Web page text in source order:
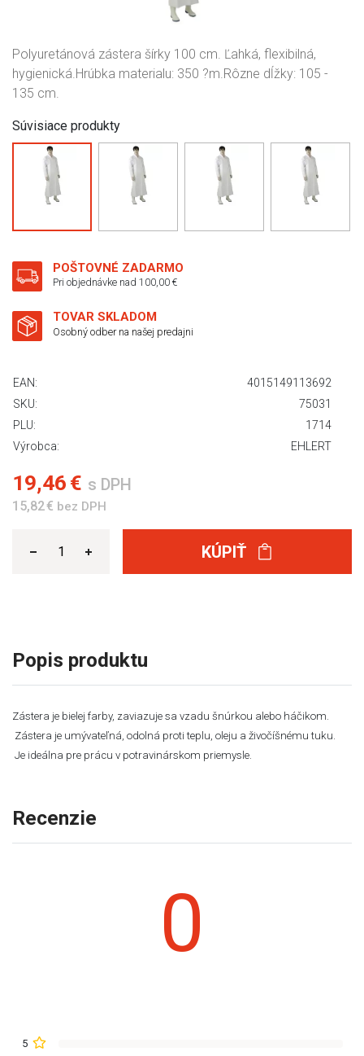
Polyuretánová zástera šírky 100 cm. Ľahká, flexibilná,
hygienická.Hrúbka materialu: 350 ?m.Rôzne dĺžky: 105 -
135 cm.
Súvisiace produkty
POŠTOVNÉ ZADARMO
Pri objednávke nad 100,00 €
TOVAR SKLADOM
Osobný odber na našej predajni
EAN:
4015149113692
SKU:
75031
PLU:
1714
Výrobca:
EHLERT
19,46 € s DPH
15,82 € bez DPH
KÚPIŤ
Popis produktu
Zástera je bielej farby, zaviazuje sa vzadu šnúrkou alebo háčikom.
Zástera je umývateľná, odolná proti teplu, oleju a živočíšnému tuku.
Je ideálna pre prácu v potravinárskom priemysle.
Recenzie
0
5